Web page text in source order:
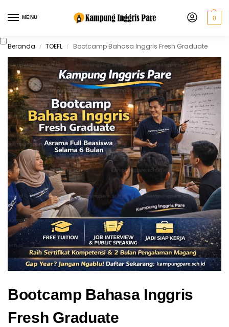
MENU 0
Beranda / TOEFL / Bootcamp Bahasa Inggris Fresh Graduate
Bootcamp Bahasa Inggris
Fresh Graduate